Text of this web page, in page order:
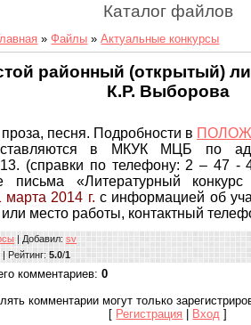
Каталог файлов
»Файлы »Актуальные конкурсы
районный (открытый)
К.Р. Выборова
песня. Подробности в
в МКУК МЦБ по
13. (справки по телефону: 2 – 47
письма «Литературный
марта 2014 г. с информацией об
место работы, контактный
Добавил: sv
Рейтинг: 5.0/1
комментариев: 0
комментарии могут только
[ Регистрация Вход ]